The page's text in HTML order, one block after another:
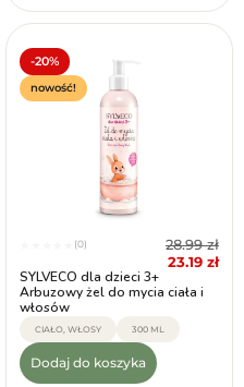
-20%
nowość!
(0) 28.99zł
23.19 zł
SYLVECO dla dzieci 3+
Arbuzowy żel do mycia ciała i
włosów
CIAŁO, WŁOSY 300 ML
Dodaj do koszyka